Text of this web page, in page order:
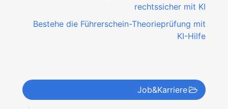
rechtssicher mit KI
Bestehe die Führerschein-Theorieprüfung mit
KI-Hilfe
Job&Karriere